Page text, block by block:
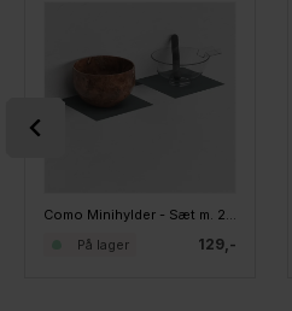
Como Minihylder - Sæt m. 2 stk. brede - Grå
129,-
På lager